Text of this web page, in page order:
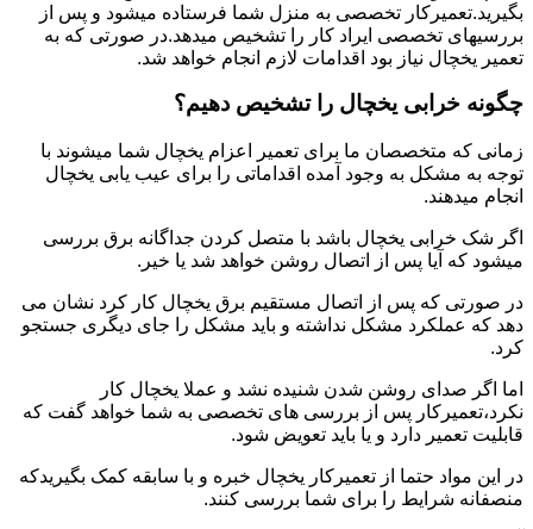
بگیرید.تعمیرکار تخصصی به منزل شما فرستاده میشود و پس از
بررسیهای تخصصی ایراد کار را تشخیص میدهد.در صورتی که به
تعمیر یخچال نیاز بود اقدامات لازم انجام خواهد شد.
چگونه خرابی یخچال را تشخیص دهیم؟
زمانی که متخصصان ما برای تعمیر اعزام یخچال شما میشوند با
توجه به مشکل به وجود آمده اقداماتی را برای عیب یابی یخچال
انجام میدهند.
اگر شک خرابی یخچال باشد با متصل کردن جداگانه برق بررسی
میشود که آیا پس از اتصال روشن خواهد شد یا خیر.
در صورتی که پس از اتصال مستقیم برق یخچال کار کرد نشان می
دهد که عملکرد مشکل نداشته و باید مشکل را جای دیگری جستجو
کرد.
اما اگر صدای روشن شدن شنیده نشد و عملا یخچال کار
نکرد،تعمیرکار پس از بررسی های تخصصی به شما خواهد گفت که
قابلیت تعمیر دارد و یا باید تعویض شود.
در این مواد حتما از تعمیرکار یخچال خبره و با سابقه کمک بگیریدکه
منصفانه شرایط را برای شما بررسی کنند.